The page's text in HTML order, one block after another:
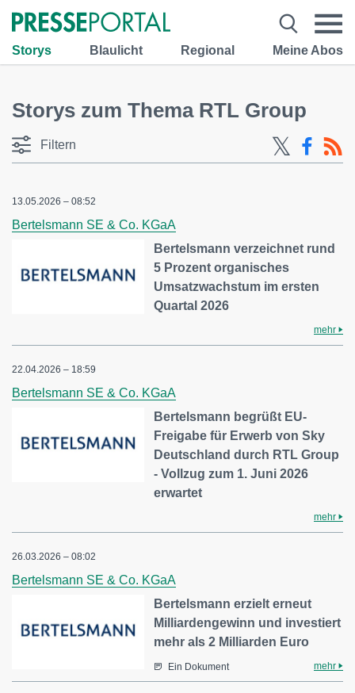
Storys Blaulicht Regional Meine Abos
Storys zum Thema RTL Group
Filtern
13.05.2026 – 08:52
Bertelsmann SE & Co. KGaA
Bertelsmann verzeichnet rund
5 Prozent organisches
Umsatzwachstum im ersten
Quartal 2026
mehr
22.04.2026 – 18:59
Bertelsmann SE & Co. KGaA
Bertelsmann begrüßt EU-
Freigabe für Erwerb von Sky
Deutschland durch RTL Group
- Vollzug zum 1. Juni 2026
erwartet
mehr
26.03.2026 – 08:02
Bertelsmann SE & Co. KGaA
Bertelsmann erzielt erneut
Milliardengewinn und investiert
mehr als 2 Milliarden Euro
Ein Dokument mehr